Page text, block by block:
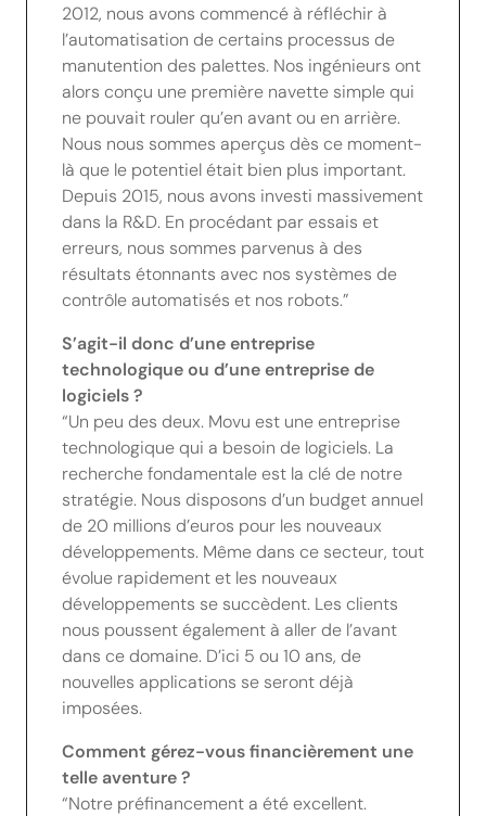
2012, nous avons commencé à réfléchir à
l’automatisation de certains processus de
manutention des palettes. Nos ingénieurs ont
alors conçu une première navette simple qui
ne pouvait rouler qu’en avant ou en arrière.
Nous nous sommes aperçus dès ce moment-
là que le potentiel était bien plus important.
Depuis 2015, nous avons investi massivement
dans la R&D. En procédant par essais et
erreurs, nous sommes parvenus à des
résultats étonnants avec nos systèmes de
contrôle automatisés et nos robots.”
S’agit-il donc d’une entreprise
technologique ou d’une entreprise de
logiciels ?
“Un peu des deux. Movu est une entreprise
technologique qui a besoin de logiciels. La
recherche fondamentale est la clé de notre
stratégie. Nous disposons d’un budget annuel
de 20 millions d’euros pour les nouveaux
développements. Même dans ce secteur, tout
évolue rapidement et les nouveaux
développements se succèdent. Les clients
nous poussent également à aller de l’avant
dans ce domaine. D’ici 5 ou 10 ans, de
nouvelles applications se seront déjà
imposées.
Comment gérez-vous financièrement une
telle aventure ?
“Notre préfinancement a été excellent.